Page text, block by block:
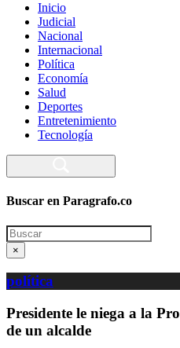
Inicio
Judicial
Nacional
Internacional
Política
Economía
Salud
Deportes
Entretenimiento
Tecnología
Buscar en Paragrafo.co
Search
×
política
Presidente le niega a la
de un alcalde